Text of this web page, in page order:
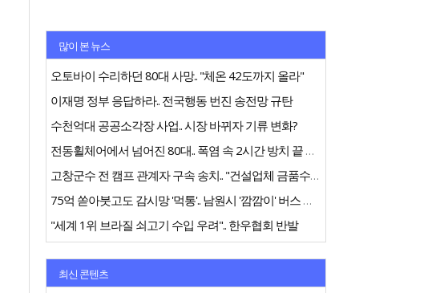
많이 본 뉴스
오토바이 수리하던 80대 사망.. "체온 42도까지 올라"
이재명 정부 응답하라.. 전국행동 번진 송전망 규탄
수천억대 공공소각장 사업.. 시장 바뀌자 기류 변화?
전동휠체어에서 넘어진 80대.. 폭염 속 2시간 방치 끝 숨져
고창군수 전 캠프 관계자 구속 송치.. "건설업체 금품수수 의혹"
75억 쏟아붓고도 감시망 '먹통'.. 남원시 '깜깜이' 버스 행정
"세계 1위 브라질 쇠고기 수입 우려".. 한우협회 반발
최신 콘텐츠